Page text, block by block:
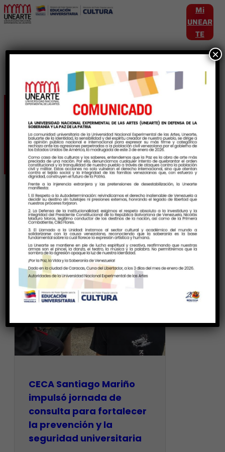
Mi
UNEAR
TE
Etiqueta:
ProyectoArtisticoComunitario
CECA Santiago Mariño
impulsó jornada de
consulta para fortalecer
la prevención y la
seguridad universitaria
×